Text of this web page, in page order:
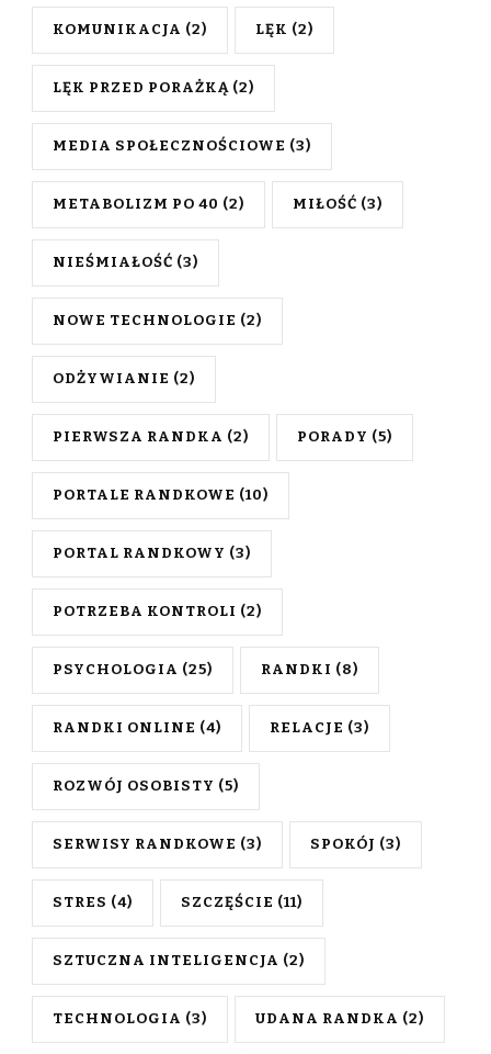
KOMUNIKACJA (2) LĘK (2)
LĘK PRZED PORAŻKĄ (2)
MEDIA SPOŁECZNOŚCIOWE (3)
METABOLIZM PO 40 (2) MIŁOŚĆ (3)
NIEŚMIAŁOŚĆ (3)
NOWE TECHNOLOGIE (2)
ODŻYWIANIE (2)
PIERWSZA RANDKA (2) PORADY (5)
PORTALE RANDKOWE (10)
PORTAL RANDKOWY (3)
POTRZEBA KONTROLI (2)
PSYCHOLOGIA (25) RANDKI (8)
RANDKI ONLINE (4) RELACJE (3)
ROZWÓJ OSOBISTY (5)
SERWISY RANDKOWE (3) SPOKÓJ (3)
STRES (4) SZCZĘŚCIE (11)
SZTUCZNA INTELIGENCJA (2)
TECHNOLOGIA (3) UDANA RANDKA (2)